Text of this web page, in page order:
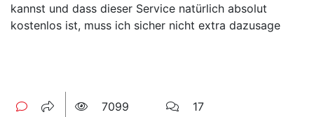
kannst und dass dieser Service natürlich absolut
kostenlos ist, muss ich sicher nicht extra dazusage
7099
17